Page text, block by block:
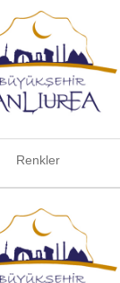
Renkler